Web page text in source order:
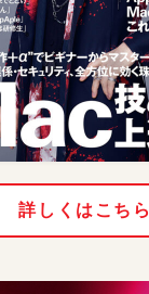
詳しくはこちら